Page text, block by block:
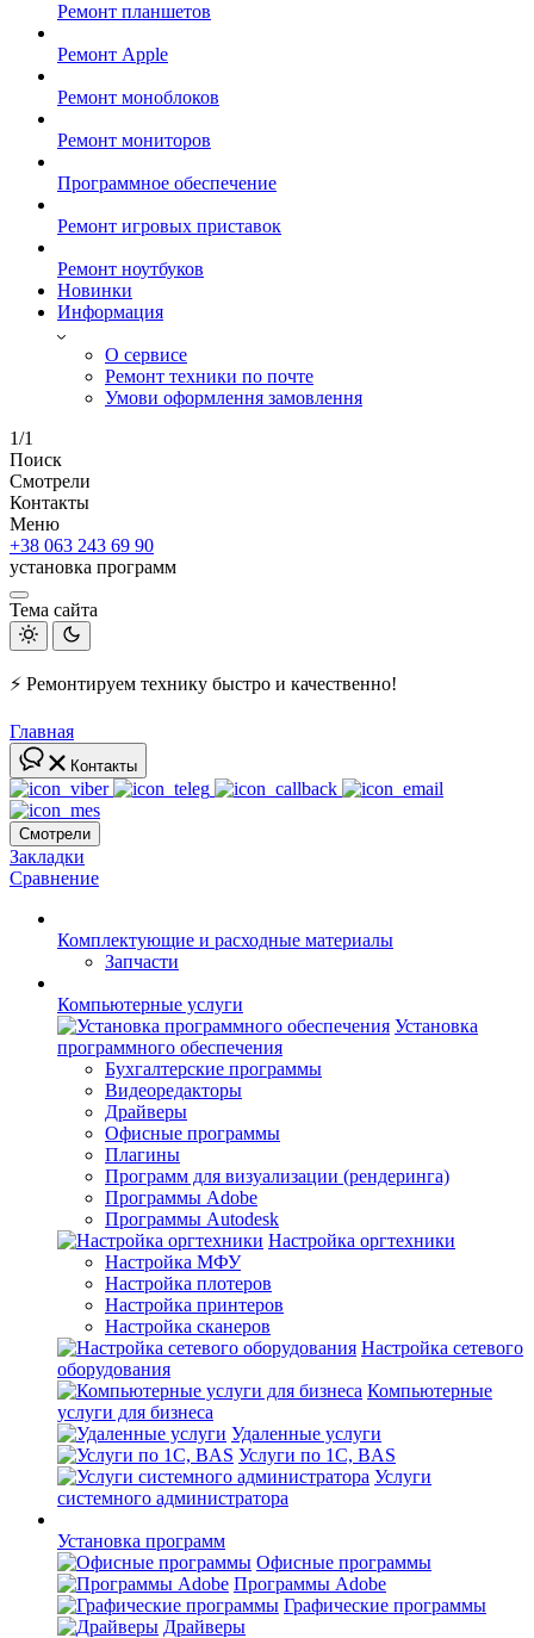
Ремонт планшетов
Ремонт Apple
Ремонт моноблоков
Ремонт мониторов
Программное обеспечение
Ремонт игровых приставок
Ремонт ноутбуков
Новинки
Информация
О сервисе
Ремонт техники по почте
Умови оформлення замовлення
1/1
Поиск
Смотрели
Контакты
Меню
+38 063 243 69 90
установка программ
Тема сайта
⚡ Ремонтируем технику быстро и качественно!
Главная
Контакты
Смотрели
Закладки
Сравнение
Комплектующие и расходные материалы
Запчасти
Компьютерные услуги
Установка
программного обеспечения
Бухгалтерские программы
Видеоредакторы
Драйверы
Офисные программы
Плагины
Программ для визуализации (рендеринга)
Программы Adobe
Программы Autodesk
Настройка оргтехники
Настройка МФУ
Настройка плотеров
Настройка принтеров
Настройка сканеров
Настройка сетевого
оборудования
Компьютерные
услуги для бизнеса
Удаленные услуги
Услуги по 1С, BAS
Услуги
системного администратора
Установка программ
Офисные программы
Программы Adobe
Графические программы
Драйверы